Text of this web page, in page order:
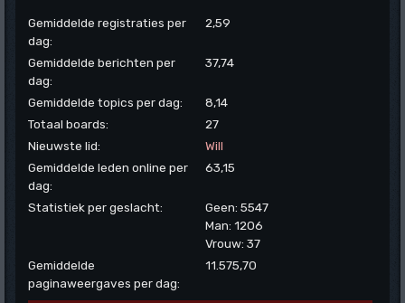
Gemiddelde registraties per
dag:
2,59
Gemiddelde berichten per
dag:
37,74
Gemiddelde topics per dag:
8,14
Totaal boards:
27
Nieuwste lid:
Will
Gemiddelde leden online per
dag:
63,15
Statistiek per geslacht:
Geen: 5547
Man: 1206
Vrouw: 37
Gemiddelde
paginaweergaves per dag:
11.575,70